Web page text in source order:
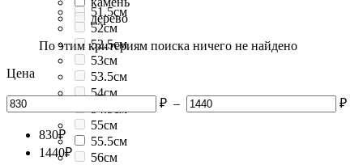
51.5см
52см
52.5см
53см
53.5см
54см
54.5см
55см
55.5см
56см
дерево
По этим критериям поиска ничего не найдено
Цена
₽ – ₽
830₽
1440₽